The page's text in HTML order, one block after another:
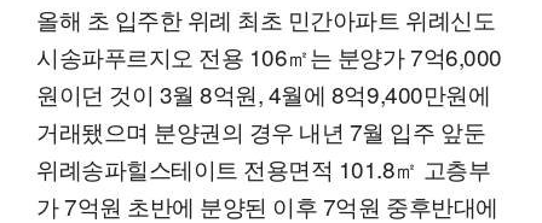
올해 초 입주한 위례 최초 민간아파트 위례신도
시송파푸르지오 전용 106㎡는 분양가 7억6,000
원이던 것이 3월 8억원, 4월에 8억9,400만원에
거래됐으며 분양권의 경우 내년 7월 입주 앞둔
위례송파힐스테이트 전용면적 101.8㎡ 고층부
가 7억원 초반에 분양된 이후 7억원 중후반대에